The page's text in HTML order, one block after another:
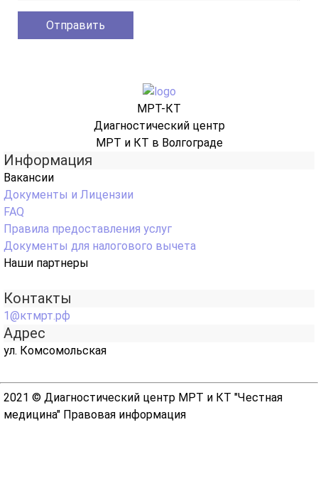
МРТ-КТ
Диагностический центр
МРТ и КТ в Волгограде
Информация
Вакансии
Документы и Лицензии
FAQ
Правила предоставления услуг
Документы для налогового вычета
Наши партнеры
Контакты
1@ктмрт.рф
Адрес
ул. Комсомольская
2021 © Диагностический центр МРТ и КТ "Честная
медицина" Правовая информация